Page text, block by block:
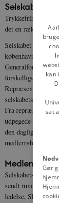
Selskabets
det en række
Selskabet var
københavnske
forskellige
selskabets
Fra
udpegede også
den daglige
medlemsbladet
Selskabets
sendt rundt til
ledelse,
kan
sat
Gør